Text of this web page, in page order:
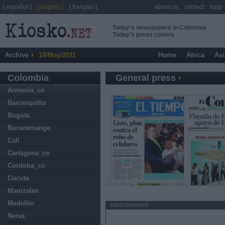
Today's newspapers in Colombia
Today's press covers
Archive 18/May/2011 Home Africa
Colombia
Armenia_co
Barranquilla
Bogota
Bucaramanga
Cali
Cartagena_co
Cordoba_co
Cucuta
Manizales
Medellin
Neiva
General press
advertisement
[ español ] [ english ] [ français ] about us contact help